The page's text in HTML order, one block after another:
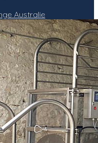
Australie